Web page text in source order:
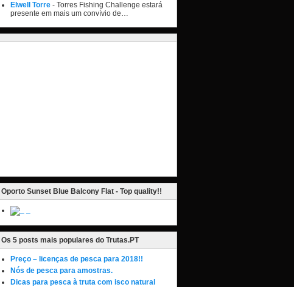
Elwell Torre - Torres Fishing Challenge estará
presente em mais um convívio de…
Oporto Sunset Blue Balcony Flat - Top quality!!
Os 5 posts mais populares do Trutas.PT
Preço – licenças de pesca para 2018!!
Nós de pesca para amostras.
Dicas para pesca à truta com isco natural